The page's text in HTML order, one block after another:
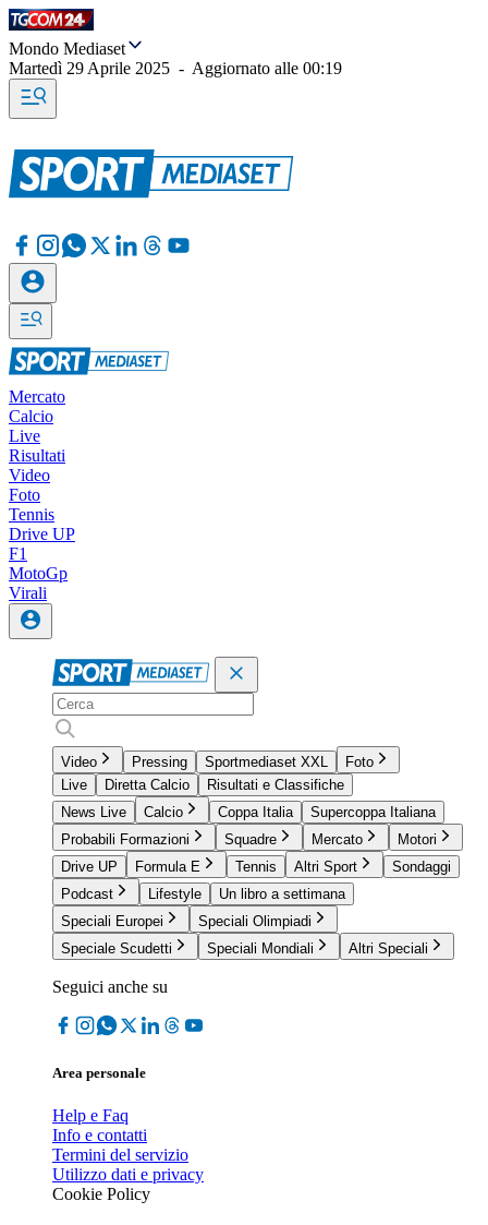
Mondo Mediaset
Martedì 29 Aprile 2025 - Aggiornato alle 00:19
Mercato
Calcio
Live
Risultati
Video
Foto
Tennis
Drive UP
F1
MotoGp
Virali
Video Pressing Sportmediaset XXL
Foto
Live
Diretta Calcio
Risultati e Classifiche
News Live
Calcio Coppa Italia
Supercoppa Italiana
Probabili Formazioni
Squadre Mercato
Motori
Drive UP
Formula E Tennis Altri Sport
Sondaggi
Podcast
Lifestyle
Un libro a settimana
Speciali Europei
Speciali Olimpiadi
Speciale Scudetti
Speciali Mondiali Altri Speciali
Seguici anche su
Area personale
Help e Faq
Info e contatti
Termini del servizio
Utilizzo dati e privacy
Cookie Policy